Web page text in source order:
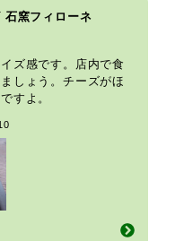
石窯フィローネ
ズ感です。店内で食
しょう。チーズがほ
すよ。